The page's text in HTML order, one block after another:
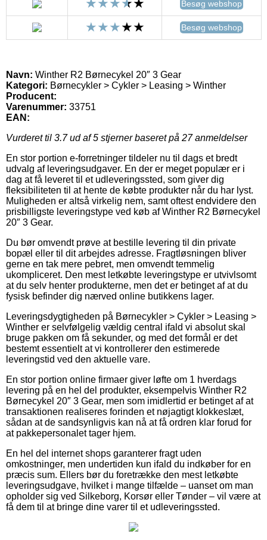
Besøg webshop
Besøg webshop
Navn: Winther R2 Børnecykel 20″ 3 Gear
Kategori: Børnecykler > Cykler > Leasing > Winther
Producent:
Varenummer: 33751
EAN:
Vurderet til 3.7ud af 5 stjerner baseret på 27anmeldelser
En stor portion e-forretninger tildeler nu til dags et bredt
udvalg af leveringsudgaver. En der er meget populær er i
dag at få leveret til et udleveringssted, som giver dig
fleksibiliteten til at hente de købte produkter når du har lyst.
Muligheden er altså virkelig nem, samt oftest endvidere den
prisbilligste leveringstype ved køb af Winther R2 Børnecykel
20″ 3 Gear.
Du bør omvendt prøve at bestille levering til din private
bopæl eller til dit arbejdes adresse. Fragtløsningen bliver
gerne en tak mere pebret, men omvendt temmelig
ukompliceret. Den mest letkøbte leveringstype er utvivlsomt
at du selv henter produkterne, men det er betinget af at du
fysisk befinder dig nærved online butikkens lager.
Leveringsdygtigheden på Børnecykler > Cykler > Leasing >
Winther er selvfølgelig vældig central ifald vi absolut skal
bruge pakken om få sekunder, og med det formål er det
bestemt essentielt at vi kontrollerer den estimerede
leveringstid ved den aktuelle vare.
En stor portion online firmaer giver løfte om 1 hverdags
levering på en hel del produkter, eksempelvis Winther R2
Børnecykel 20″ 3 Gear, men som imidlertid er betinget af at
transaktionen realiseres forinden et nøjagtigt klokkeslæt,
sådan at de sandsynligvis kan nå at få ordren klar forud for
at pakkepersonalet tager hjem.
En hel del internet shops garanterer fragt uden
omkostninger, men undertiden kun ifald du indkøber for en
præcis sum. Ellers bør du foretrække den mest letkøbte
leveringsudgave, hvilket i mange tilfælde – uanset om man
opholder sig ved Silkeborg, Korsør eller Tønder – vil være at
få dem til at bringe dine varer til et udleveringssted.